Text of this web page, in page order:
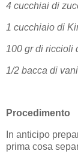
4 cucchiai di
1 cucchiaio di
100 gr di riccioli
1/2 bacca di
Procedimento
In anticipo
prima cosa